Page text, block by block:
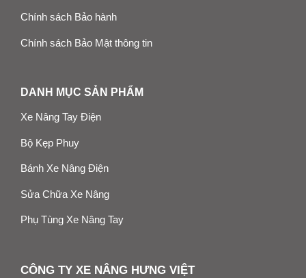
Chính sách Bảo hành
Chính sách Bảo Mật thông tin
DANH MỤC SẢN PHẨM
Xe Nâng Tay Điện
Bộ Kẹp Phuy
Bánh Xe Nâng Điện
Sửa Chữa Xe Nâng
Phụ Tùng Xe Nâng Tay
CÔNG TY XE NÂNG HƯNG VIỆT